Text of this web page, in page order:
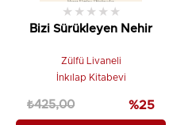
Bizi Sürükleyen Nehir
★ ★ ★ ★ ★
Zülfü Livaneli
İnkılap Kitabevi
₺425,00 %25